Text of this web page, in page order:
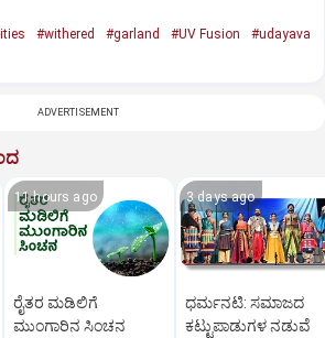
#withered #garland #UV Fusion
#udayava
ADVERTISEMENT
11 hours ago
ರೈತರ ಮಡಿಲಿಗೆ
ಮುಂಗಾರಿನ ಸಿಂಚನ
3 days ago
ಧರ್ಮನಟಿ: ಸಮಾಜದ
ಕಟ್ಟುಪಾಡುಗಳ ನಡುವೆ